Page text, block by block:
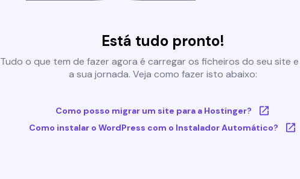
Está tudo pronto!
Tudo o que tem de fazer agora é carregar os ficheiros do seu site
a sua jornada. Veja como fazer isto abaixo:
Como posso migrar um site para a Hostinger?
Como instalar o WordPress com o Instalador Automático?